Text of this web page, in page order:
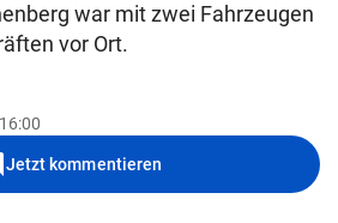
war mit zwei Fahrzeugen
vor Ort.
Jetzt kommentieren